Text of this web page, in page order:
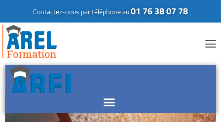
Contactez-nous par téléphone au01 76 38 07 78